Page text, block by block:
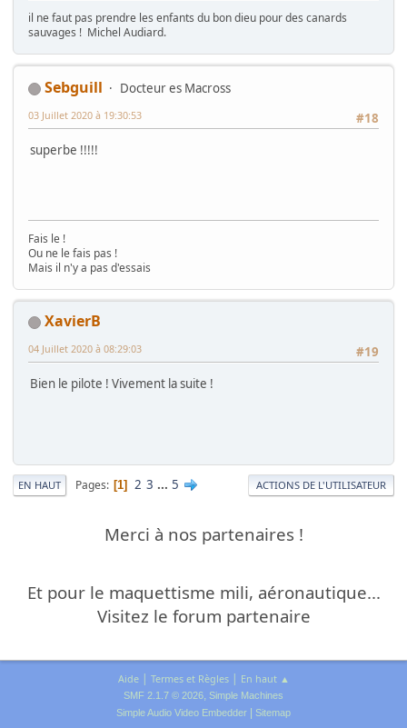
il ne faut pas prendre les enfants du bon dieu pour des canards
sauvages ! Michel Audiard.
Sebguill
Docteur es Macross
#18
03 Juillet 2020 à 19:30:53
superbe !!!!!
Fais le !
Ou ne le fais pas !
Mais il n'y a pas d'essais
XavierB
#19
04 Juillet 2020 à 08:29:03
Bien le pilote ! Vivement la suite !
EN HAUT Pages 1 2 3 ... 5 ACTIONS DE L'UTILISATEUR
Merci à nos partenaires !
Et pour le maquettisme mili, aéronautique...
Visitez le forum partenaire
Aide| Termes et Règles| En haut ▲
SMF 2.1.7 © 2026, Simple Machines
Simple Audio Video Embedder
Sitemap